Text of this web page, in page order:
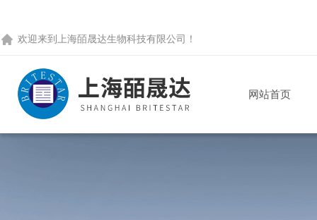
欢迎来到 上海皕晟达生物科技有限公司 ！
网站首页